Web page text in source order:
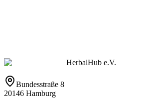
HerbalHub e.V.
Bundesstraße 8
20146 Hamburg